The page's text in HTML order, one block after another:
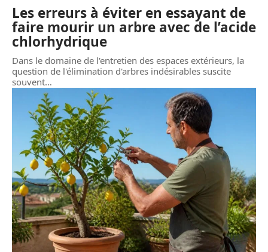
Les erreurs à éviter en essayant de
faire mourir un arbre avec de l’acide
chlorhydrique
Dans le domaine de l'entretien des espaces extérieurs, la
question de l'élimination d'arbres indésirables suscite
souvent…